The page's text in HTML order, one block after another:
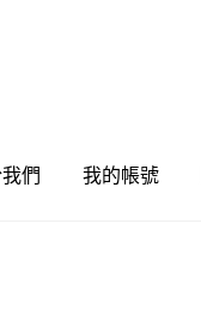
們 我的帳號